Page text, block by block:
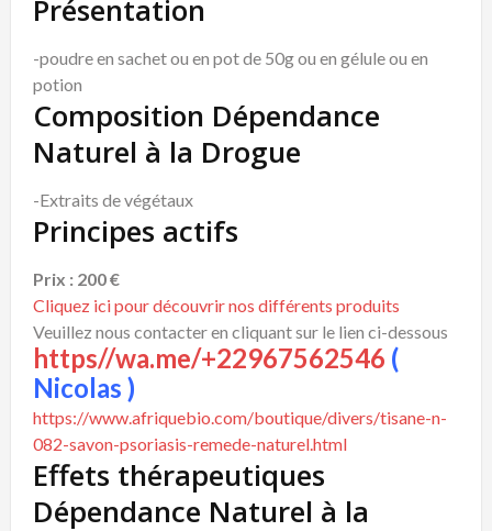
Présentation
-poudre en sachet ou en pot de 50g ou en gélule ou en
potion
Composition Dépendance
Naturel à la Drogue
-Extraits de végétaux
Principes actifs
Prix : 200 €
Cliquez ici pour découvrir nos différents produits
Veuillez nous contacter en cliquant sur le lien ci-dessous
https//wa.me/+22967562546 (
Nicolas )
https://www.afriquebio.com/boutique/divers/tisane-n-
082-savon-psoriasis-remede-naturel.html
Effets thérapeutiques
Dépendance Naturel à la